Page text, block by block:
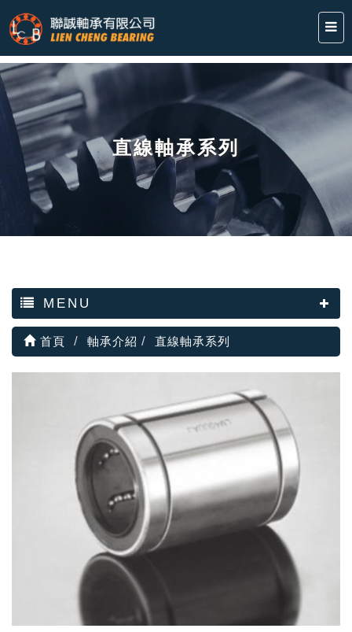
直線軸承系列
MENU
首頁 軸承介紹 直線軸承系列